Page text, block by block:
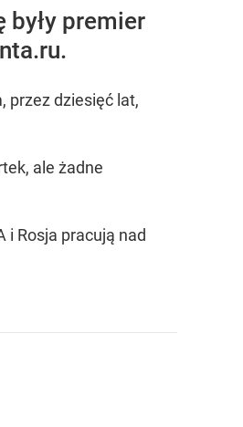
były premier
przez dziesięć lat,
ale żadne
i Rosja pracują nad